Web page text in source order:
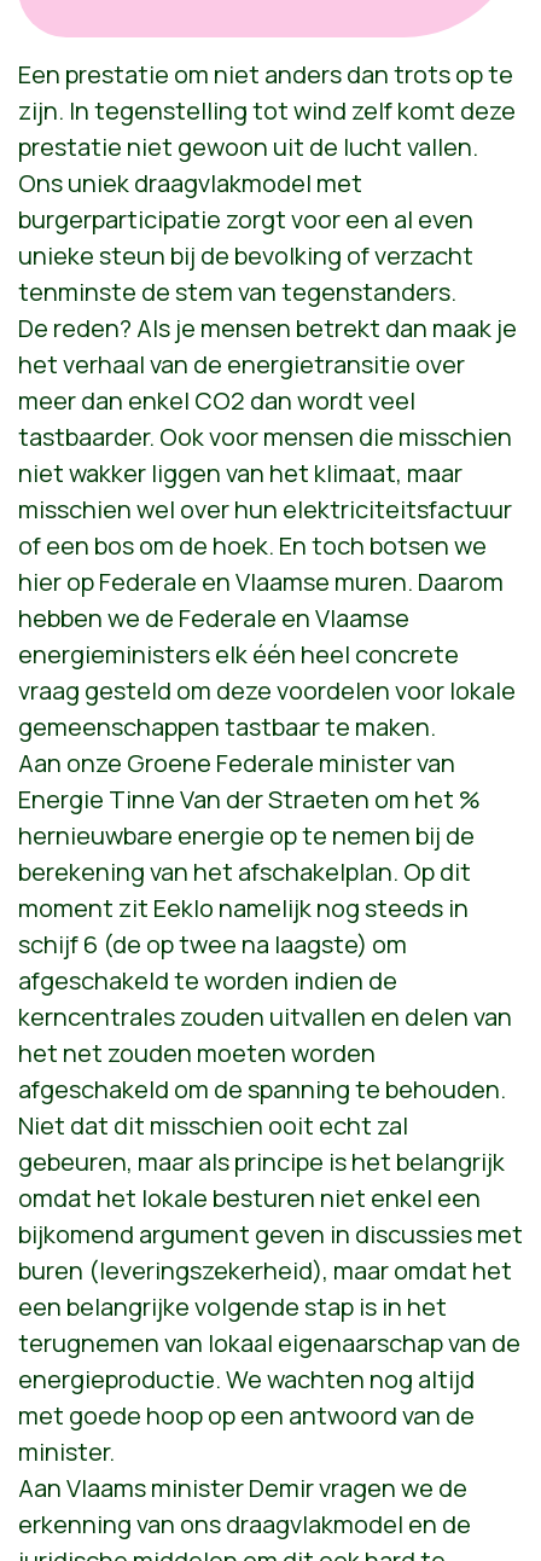
Een prestatie om niet anders dan trots op te
zijn. In tegenstelling tot wind zelf komt deze
prestatie niet gewoon uit de lucht vallen.
Ons uniek draagvlakmodel met
burgerparticipatie zorgt voor een al even
unieke steun bij de bevolking of verzacht
tenminste de stem van tegenstanders.
De reden? Als je mensen betrekt dan maak je
het verhaal van de energietransitie over
meer dan enkel CO2 dan wordt veel
tastbaarder. Ook voor mensen die misschien
niet wakker liggen van het klimaat, maar
misschien wel over hun elektriciteitsfactuur
of een bos om de hoek. En toch botsen we
hier op Federale en Vlaamse muren. Daarom
hebben we de Federale en Vlaamse
energieministers elk één heel concrete
vraag gesteld om deze voordelen voor lokale
gemeenschappen tastbaar te maken.
Aan onze Groene Federale minister van
Energie Tinne Van der Straeten om het %
hernieuwbare energie op te nemen bij de
berekening van het afschakelplan. Op dit
moment zit Eeklo namelijk nog steeds in
schijf 6 (de op twee na laagste) om
afgeschakeld te worden indien de
kerncentrales zouden uitvallen en delen van
het net zouden moeten worden
afgeschakeld om de spanning te behouden.
Niet dat dit misschien ooit echt zal
gebeuren, maar als principe is het belangrijk
omdat het lokale besturen niet enkel een
bijkomend argument geven in discussies met
buren (leveringszekerheid), maar omdat het
een belangrijke volgende stap is in het
terugnemen van lokaal eigenaarschap van de
energieproductie. We wachten nog altijd
met goede hoop op een antwoord van de
minister.
Aan Vlaams minister Demir vragen we de
erkenning van ons draagvlakmodel en de